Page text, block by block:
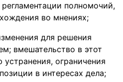
полномочий,
во мнениях;
для решения
вмешательство в этот
ограничения
в интересах дела;